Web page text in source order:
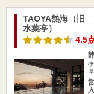
TAOYA熱海（旧
水葉亭）
4.5